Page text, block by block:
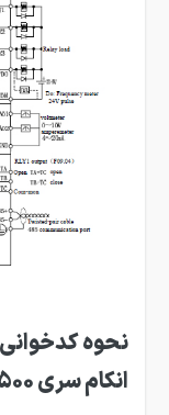
انکام سری EN500 :